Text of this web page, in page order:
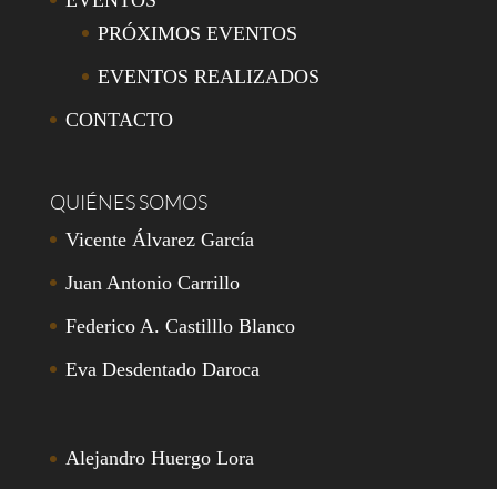
PRÓXIMOS EVENTOS
EVENTOS REALIZADOS
CONTACTO
QUIÉNES SOMOS
Vicente Álvarez García
Juan Antonio Carrillo
Federico A. Castilllo Blanco
Eva Desdentado Daroca
Alejandro Huergo Lora